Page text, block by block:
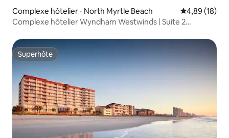
Complexe hôtelier ⋅ North Myrtle Beach Évaluation
4,89 (18)
Complexe hôtelier Wyndham Westwinds | Suite 2
Superhôte
Superhôte